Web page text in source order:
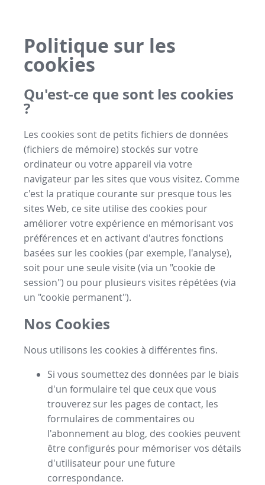
Politique sur les
cookies
Qu'est-ce que sont les cookies
?
Les cookies sont de petits fichiers de données
(fichiers de mémoire) stockés sur votre
ordinateur ou votre appareil via votre
navigateur par les sites que vous visitez. Comme
c'est la pratique courante sur presque tous les
sites Web, ce site utilise des cookies pour
améliorer votre expérience en mémorisant vos
préférences et en activant d'autres fonctions
basées sur les cookies (par exemple, l'analyse),
soit pour une seule visite (via un "cookie de
session") ou pour plusieurs visites répétées (via
un "cookie permanent").
Nos Cookies
Nous utilisons les cookies à différentes fins.
Si vous soumettez des données par le biais
d'un formulaire tel que ceux que vous
trouverez sur les pages de contact, les
formulaires de commentaires ou
l'abonnement au blog, des cookies peuvent
être configurés pour mémoriser vos détails
d'utilisateur pour une future
correspondance.